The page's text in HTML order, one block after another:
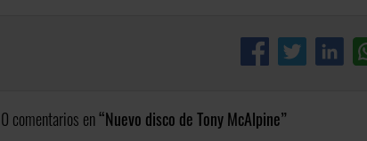
0 comentarios en Nuevo disco de Tony McAlpine